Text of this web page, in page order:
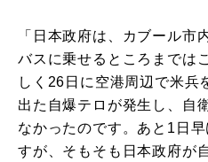
「日本政府は、カブール市
バスに乗せるところまでは
しく26日に空港周辺で米兵
出た自爆テロが発生し、自
なかったのです。あと1日
すが、そもそも日本政府が